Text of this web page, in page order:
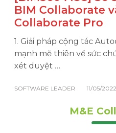
BIM Collaborate
Collaborate Pro
1. Giải pháp cộng tác
mạnh mẽ thiên về sức
xét duyệt …
SOFTWARE LEADER 11/05/2022
M&E